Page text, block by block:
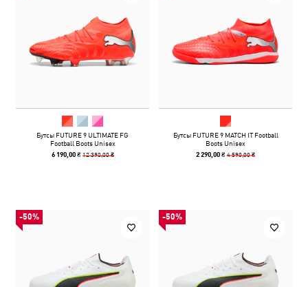
Бутсы FUTURE 9 ULTIMATE FG
Football Boots Unisex
6 190,00 ₴ 12 390,00 ₴
Бутсы FUTURE 9 MATCH IT Football
Boots Unisex
2 290,00 ₴4 590,00 ₴
-50% -50%